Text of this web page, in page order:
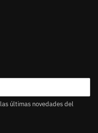
últimas novedades del